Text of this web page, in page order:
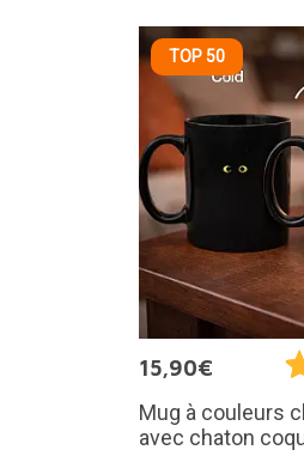
TOP 50
15,90€
Mug à couleurs
avec chaton